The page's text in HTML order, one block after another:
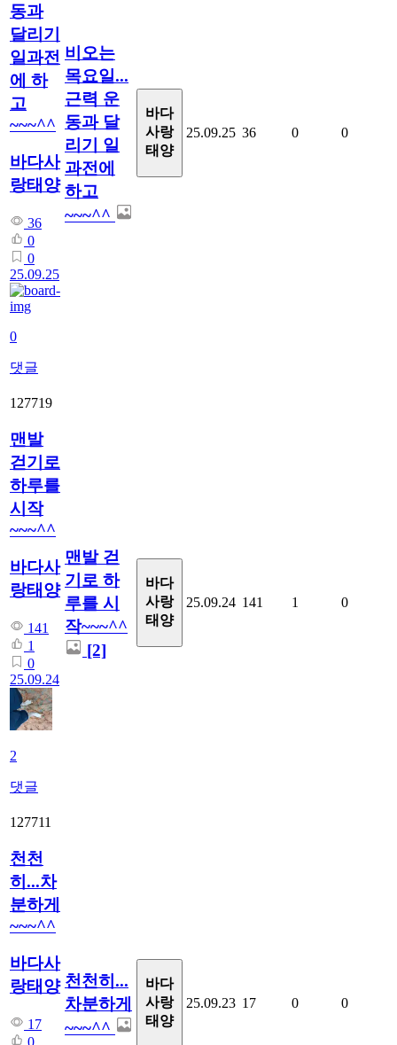
동과
달리기
일과전
에 하
고
~~~^^
바다사
랑태양
36
0
0
25.09.25
0
댓글
비오는
목요일...
근력 운
동과 달
리기 일
과전에
하고
~~~^^
바다
사랑
태양
25.09.25 36 0 0
127719
맨발
걷기로
하루를
시작
~~~^^
바다사
랑태양
141
1
0
25.09.24
2
댓글
맨발 걷
기로 하
루를 시
작~~~^^
[2]
바다
사랑
태양
25.09.24 141 1 0
127711
천천
히...차
분하게
~~~^^
바다사
랑태양
17
0
천천히...
차분하게
~~~^^
바다
사랑
태양
25.09.23 17 0 0